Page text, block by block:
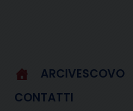
ARCIVESCOVO
CONTATTI